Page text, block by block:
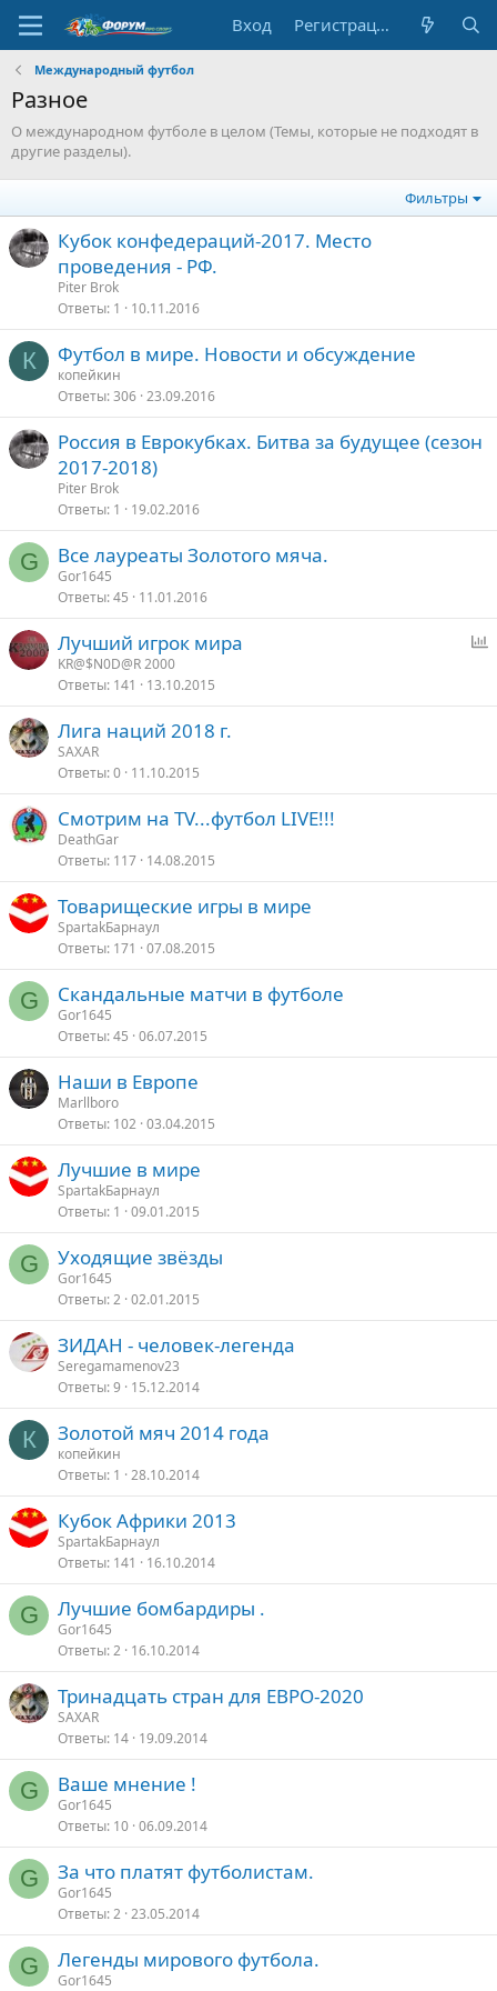
Вход Регистрация
Международный футбол
Разное
О международном футболе в целом (Темы, которые не подходят в
другие разделы).
Фильтры
Кубок конфедераций-2017. Место
проведения - РФ.
Piter Brok
Ответы 1 10.11.2016
К Футбол в мире. Новости и обсуждение
копейкин
Ответы 306 23.09.2016
Россия в Еврокубках. Битва за будущее (сезон
2017-2018)
Piter Brok
Ответы 1 19.02.2016
G Все лауреаты Золотого мяча.
Gor1645
Ответы 45 11.01.2016
о
Лучший игрок мира
KR@$N0D@R 2000
Ответы 141 13.10.2015
Лига наций 2018 г.
SAXAR
Ответы 0 11.10.2015
Смотрим на TV...футбол LIVE!!!
DeathGar
Ответы 117 14.08.2015
Товарищеские игры в мире
SpartakБарнаул
Ответы 171 07.08.2015
G Скандальные матчи в футболе
Gor1645
Ответы 45 06.07.2015
Наши в Европе
Marllboro
Ответы 102 03.04.2015
Лучшие в мире
SpartakБарнаул
Ответы 1 09.01.2015
G Уходящие звёзды
Gor1645
Ответы 2 02.01.2015
ЗИДАН - человек-легенда
Seregamamenov23
Ответы 9 15.12.2014
К Золотой мяч 2014 года
копейкин
Ответы 1 28.10.2014
Кубок Африки 2013
SpartakБарнаул
Ответы 141 16.10.2014
G Лучшие бомбардиры .
Gor1645
Ответы 2 16.10.2014
Тринадцать стран для ЕВРО-2020
SAXAR
Ответы 14 19.09.2014
G Ваше мнение !
Gor1645
Ответы 10 06.09.2014
G За что платят футболистам.
Gor1645
Ответы 2 23.05.2014
G Легенды мирового футбола.
Gor1645